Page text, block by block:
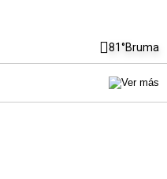
81°Bruma